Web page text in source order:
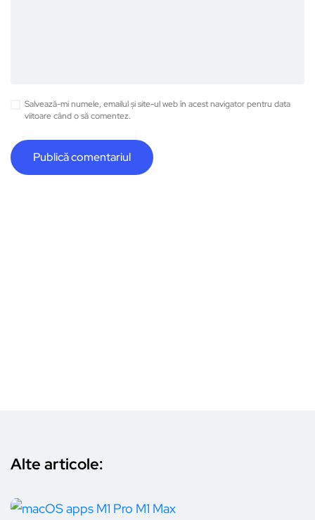
Salvează-mi numele, emailul și site-ul web în acest navigator pentru data
viitoare când o să comentez.
Alte articole: